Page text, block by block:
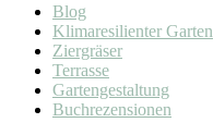
Blog
Klimaresilienter Garten
Ziergräser
Terrasse
Gartengestaltung
Buchrezensionen